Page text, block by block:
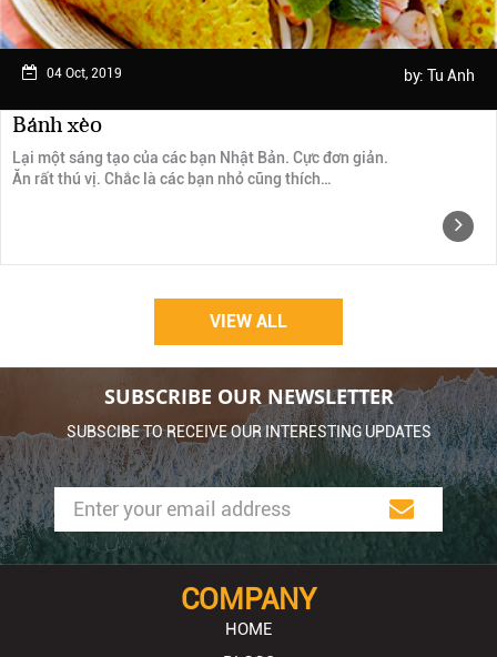
04 Oct, 2019 by: Tu Anh
Bánh xèo
Lại một sáng tạo của các bạn Nhật Bản. Cực đơn giản.
Ăn rất thú vị. Chắc là các bạn nhỏ cũng thích…
VIEW ALL
SUBSCRIBE OUR NEWSLETTER
SUBSCIBE TO RECEIVE OUR INTERESTING UPDATES
COMPANY
HOME